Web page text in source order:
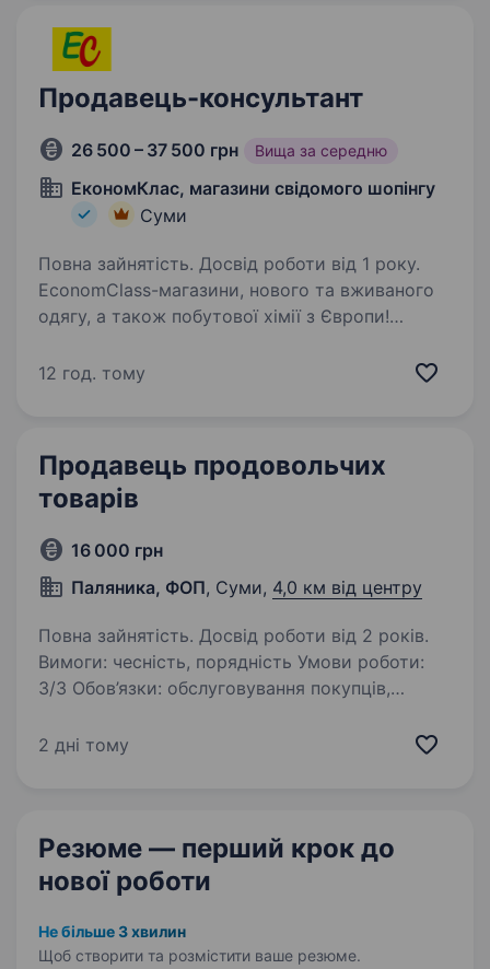
Продавець-консультант
26 500 – 37 500 грн Вища за середню
ЕкономКлас, магазини свідомого шопінгу
Суми
Повна зайнятість. Досвід роботи від 1 року.
EconomClass-магазини, нового та вживаного
одягу, а також побутової хімії з Європи!
розвиваємося, вдосконалюємося, щоб бути
12 год. тому
Продавець продовольчих
товарів
16 000 грн
Паляника, ФОП, Суми, 4,0 км від центру
Повна зайнятість. Досвід роботи від 2 років.
Вимоги: чесність, порядність Умови роботи:
3/3 Обов’язки: обслуговування покупців,
2 дні тому
Резюме — перший крок до
нової роботи
Не більше 3 хвилин
Щоб створити та розмістити ваше резюме.